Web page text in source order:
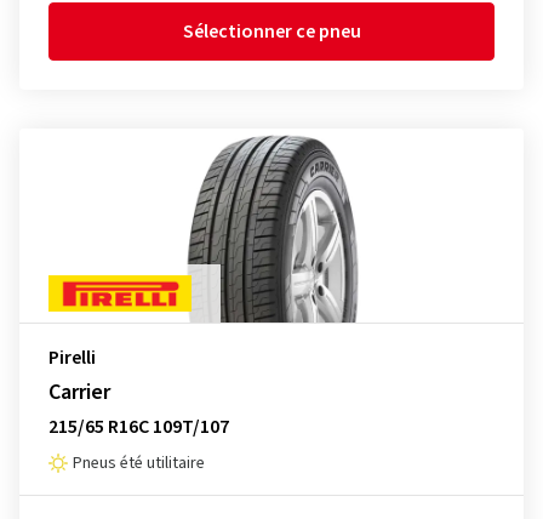
Sélectionner ce pneu
Pirelli
Carrier
215/65 R16C 109T/107
Pneus été utilitaire